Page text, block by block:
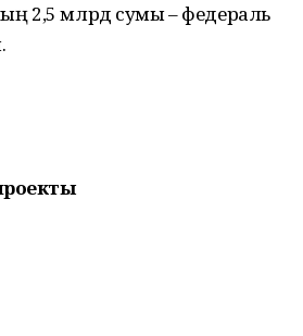
2,5 млрд сумы – федераль